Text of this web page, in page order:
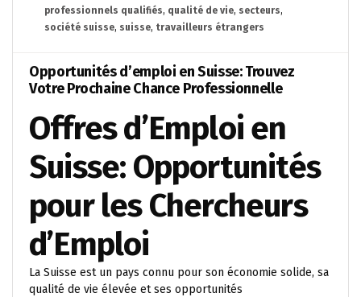
professionnels qualifiés, qualité de vie, secteurs,
société suisse, suisse, travailleurs étrangers
Opportunités d’emploi en Suisse: Trouvez
Votre Prochaine Chance Professionnelle
Offres d’Emploi en
Suisse: Opportunités
pour les Chercheurs
d’Emploi
La Suisse est un pays connu pour son économie solide, sa
qualité de vie élevée et ses opportunités